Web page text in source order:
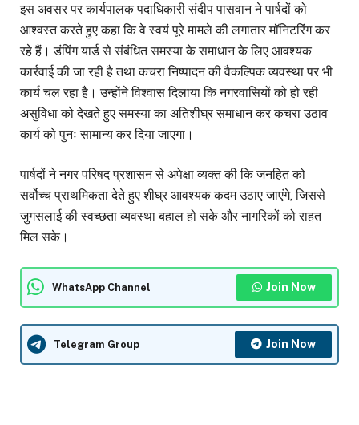
इस अवसर पर कार्यपालक पदाधिकारी संदीप पासवान ने पार्षदों को
आश्वस्त करते हुए कहा कि वे स्वयं पूरे मामले की लगातार मॉनिटरिंग कर
रहे हैं। डंपिंग यार्ड से संबंधित समस्या के समाधान के लिए आवश्यक
कार्रवाई की जा रही है तथा कचरा निष्पादन की वैकल्पिक व्यवस्था पर भी
कार्य चल रहा है। उन्होंने विश्वास दिलाया कि नगरवासियों को हो रही
असुविधा को देखते हुए समस्या का अतिशीघ्र समाधान कर कचरा उठाव
कार्य को पुनः सामान्य कर दिया जाएगा।
पार्षदों ने नगर परिषद प्रशासन से अपेक्षा व्यक्त की कि जनहित को
सर्वोच्च प्राथमिकता देते हुए शीघ्र आवश्यक कदम उठाए जाएंगे, जिससे
जुगसलाई की स्वच्छता व्यवस्था बहाल हो सके और नागरिकों को राहत
मिल सके।
WhatsApp Channel Join Now
Telegram Group Join Now